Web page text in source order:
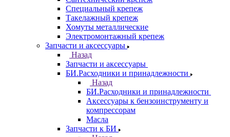
Специальный крепеж
Такелажный крепеж
Хомуты металлические
Электромонтажный крепеж
Запчасти и аксессуары
Назад
Запчасти и аксессуары
БИ.Расходники и принадлежности
Назад
БИ.Расходники и принадлежности
Аксессуары к бензоинструменту и
компрессорам
Масла
Запчасти к БИ